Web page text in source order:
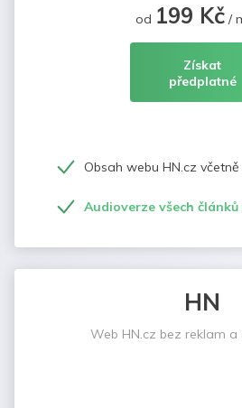
od 199 Kč/
Získat
předplatné
Obsah webu HN.cz
Audioverze všech článků
HN
Web HN.cz bez reklam a